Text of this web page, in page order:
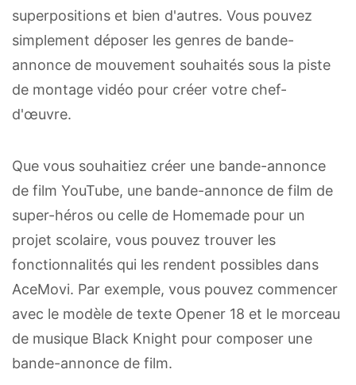
superpositions et bien d'autres. Vous pouvez
simplement déposer les genres de bande-
annonce de mouvement souhaités sous la piste
de montage vidéo pour créer votre chef-
d'œuvre.
Que vous souhaitiez créer une bande-annonce
de film YouTube, une bande-annonce de film de
super-héros ou celle de Homemade pour un
projet scolaire, vous pouvez trouver les
fonctionnalités qui les rendent possibles dans
AceMovi. Par exemple, vous pouvez commencer
avec le modèle de texte Opener 18 et le morceau
de musique Black Knight pour composer une
bande-annonce de film.